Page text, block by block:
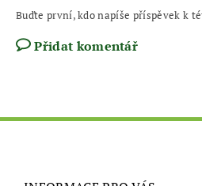
Buďte první, kdo napíše příspěvek k
Přidat komentář